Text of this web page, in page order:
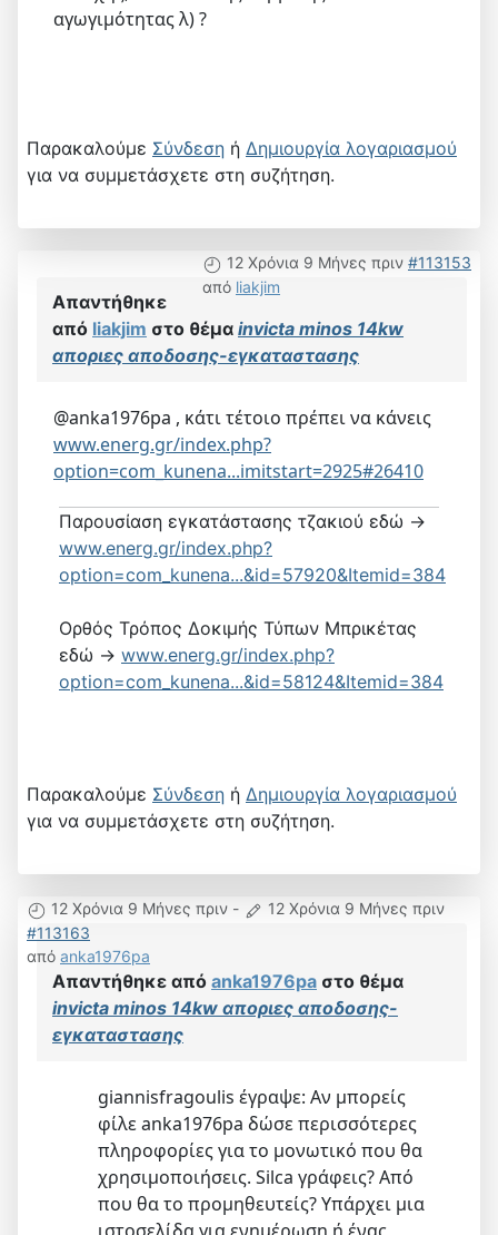
αγωγιμότητας λ) ?
Παρακαλούμε Σύνδεση ή Δημιουργία λογαριασμού
για να συμμετάσχετε στη συζήτηση.
12 Χρόνια 9 Μήνες πριν #113153
από liakjim
Απαντήθηκε
από liakjim στο θέμα invicta minos 14kw
αποριες αποδοσης-εγκαταστασης
@anka1976pa , κάτι τέτοιο πρέπει να κάνεις
www.energ.gr/index.php?
option=com_kunena...imitstart=2925#26410
Παρουσίαση εγκατάστασης τζακιού εδώ ->
www.energ.gr/index.php?
option=com_kunena...&id=57920&Itemid=384
Ορθός Τρόπος Δοκιμής Τύπων Μπρικέτας
εδώ -> www.energ.gr/index.php?
option=com_kunena...&id=58124&Itemid=384
Παρακαλούμε Σύνδεση ή Δημιουργία λογαριασμού
για να συμμετάσχετε στη συζήτηση.
12 Χρόνια 9 Μήνες πριν -
12 Χρόνια 9 Μήνες πριν
#113163
από anka1976pa
Απαντήθηκε από anka1976pa στο θέμα
invicta minos 14kw αποριες αποδοσης-
εγκαταστασης
giannisfragoulis έγραψε: Αν μπορείς
φίλε anka1976pa δώσε περισσότερες
πληροφορίες για το μονωτικό που θα
χρησιμοποιήσεις. Silca γράφεις? Από
που θα το προμηθευτείς? Υπάρχει μια
ιστοσελίδα για ενημέρωση ή ένας